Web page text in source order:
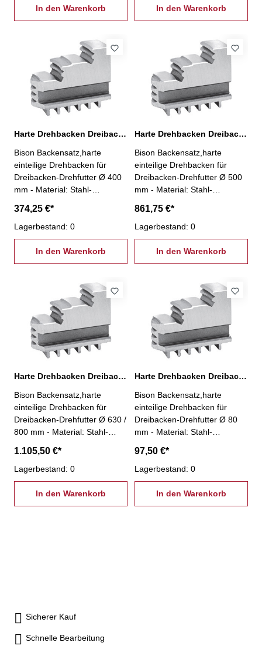
In den Warenkorb In den Warenkorb
Harte Drehbacken Dreibacken-Drehfutter Ø 400 mm
Bison Backensatz,harte
einteilige Drehbacken für
Dreibacken-Drehfutter Ø 400
mm - Material: Stahl-
Satz
374,25 €*
Lagerbestand: 0
In den Warenkorb
Harte Drehbacken Dreibacken-Drehfutter Ø 500 mm
Bison Backensatz,harte
einteilige Drehbacken für
Dreibacken-Drehfutter Ø 500
mm - Material: Stahl-
Satz
861,75 €*
Lagerbestand: 0
In den Warenkorb
Harte Drehbacken Dreibacken-Drehfutter Ø 630 / 800 mm
Bison Backensatz,harte
einteilige Drehbacken für
Dreibacken-Drehfutter Ø 630 /
800 mm - Material: Stahl-
Satz
1.105,50 €*
Lagerbestand: 0
In den Warenkorb
Harte Drehbacken Dreibacken-Drehfutter Ø 80 mm
Bison Backensatz,harte
einteilige Drehbacken für
Dreibacken-Drehfutter Ø 80
mm - Material: Stahl-
Satz
97,50 €*
Lagerbestand: 0
In den Warenkorb
Sicherer Kauf
Schnelle Bearbeitung